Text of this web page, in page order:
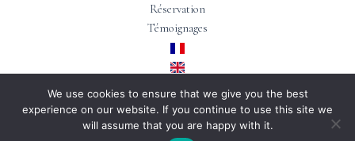
Réservation
Témoignages
Copyright © 2026 | Conçu par Floteuil EI
We use cookies to ensure that we give you the best
experience on our website. If you continue to use this site we
will assume that you are happy with it.